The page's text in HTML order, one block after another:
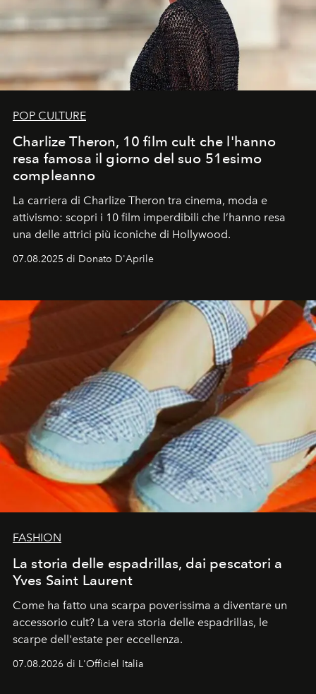
POP CULTURE
Charlize Theron, 10 film cult che l'hanno
resa famosa il giorno del suo 51esimo
compleanno
La carriera di Charlize Theron tra cinema, moda e
attivismo: scopri i 10 film imperdibili che l’hanno resa
una delle attrici più iconiche di Hollywood.
07.08.2025 di Donato D'Aprile
FASHION
La storia delle espadrillas, dai pescatori a
Yves Saint Laurent
Come ha fatto una scarpa poverissima a diventare un
accessorio cult? La vera storia delle espadrillas, le
scarpe dell'estate per eccellenza.
07.08.2026 di L'Officiel Italia